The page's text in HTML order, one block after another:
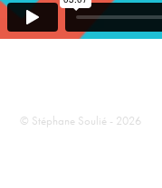
© Stéphane Soulié - 2026